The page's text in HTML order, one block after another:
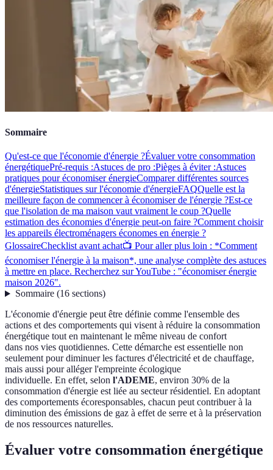
Sommaire
Qu'est-ce que l'économie d'énergie ?Évaluer votre consommation
énergétiquePré-requis :Astuces de pro :Pièges à éviter :Astuces
pratiques pour économiser énergieComparer différentes sources
d'énergieStatistiques sur l'économie d'énergieFAQQuelle est la
meilleure façon de commencer à économiser de l'énergie ?Est-ce
que l'isolation de ma maison vaut vraiment le coup ?Quelle
estimation des économies d'énergie peut-on faire ?Comment choisir
les appareils électroménagers économes en énergie ?
GlossaireChecklist avant achat📺 Pour aller plus loin : *Comment
économiser l'énergie à la maison*, une analyse complète des astuces
à mettre en place. Recherchez sur YouTube : "économiser énergie
maison 2026".
Sommaire(16 sections)
L'économie d'énergie peut être définie comme l'ensemble des
actions et des comportements qui visent à réduire la consommation
énergétique tout en maintenant le même niveau de confort
dans nos vies quotidiennes. Cette démarche est essentielle non
seulement pour diminuer les factures d'électricité et de chauffage,
mais aussi pour alléger l'empreinte écologique
individuelle. En effet, selon l'ADEME, environ 30% de la
consommation d'énergie est liée au secteur résidentiel. En adoptant
des comportements écoresponsables, chacun peut contribuer à la
diminution des émissions de gaz à effet de serre et à la préservation
de nos ressources naturelles.
Évaluer votre consommation énergétique